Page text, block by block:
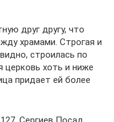
друг другу, что
храмами. Строгая и
строилась по
церковь хоть и ниже
придает ей более